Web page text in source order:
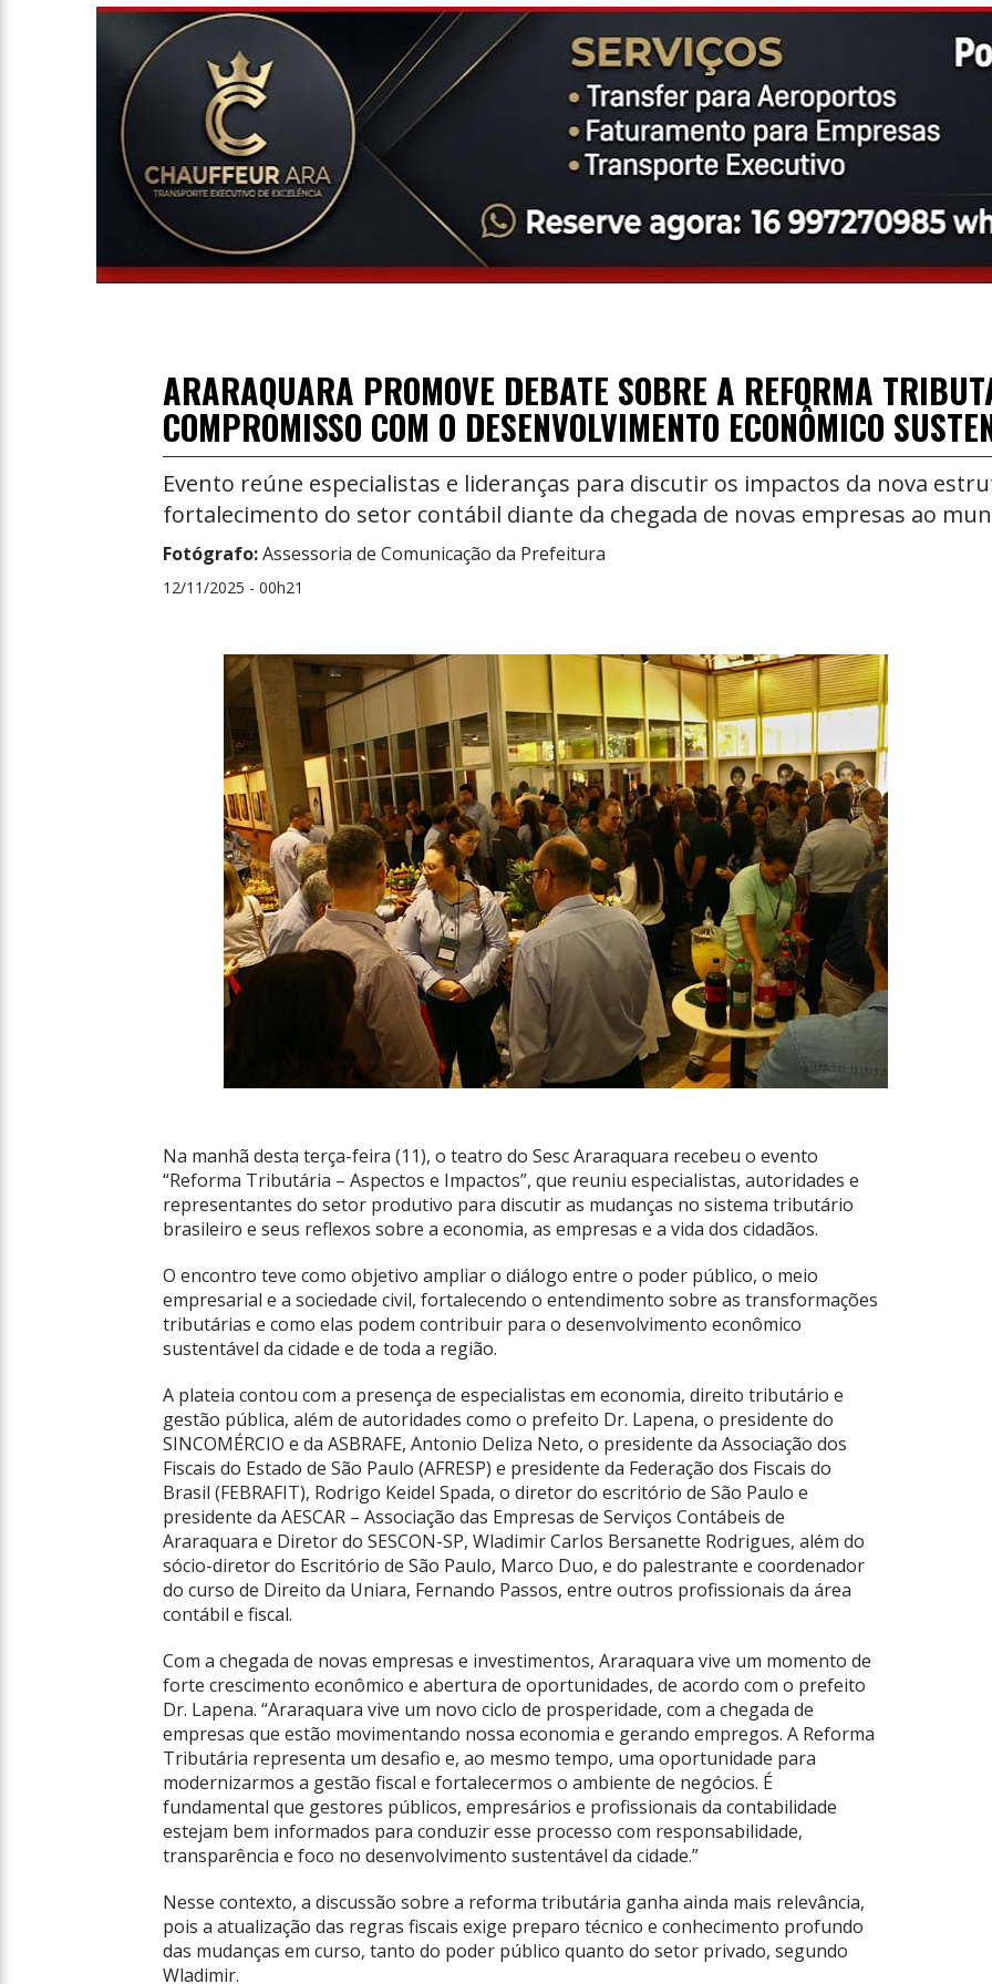
Entrevista
Entretenimento
ARARAQUARA PROMOVE DEBATE SOBRE A REFORMA
COMPROMISSO COM O DESENVOLVIMENTO ECONÔMICO
Evento reúne especialistas e lideranças para discutir os impactos da nova
fortalecimento do setor contábil diante da chegada de novas empresas ao
Fotógrafo:Assessoria de Comunicação da Prefeitura
12/11/2025 - 00h21
Na manhã desta terça-feira (11), o teatro do Sesc Araraquara recebeu o evento
“Reforma Tributária – Aspectos e Impactos”, que reuniu especialistas, autoridades e
representantes do setor produtivo para discutir as mudanças no sistema tributário
brasileiro e seus reflexos sobre a economia, as empresas e a vida dos cidadãos.
O encontro teve como objetivo ampliar o diálogo entre o poder público, o meio
empresarial e a sociedade civil, fortalecendo o entendimento sobre as transformações
tributárias e como elas podem contribuir para o desenvolvimento econômico
sustentável da cidade e de toda a região.
A plateia contou com a presença de especialistas em economia, direito tributário e
gestão pública, além de autoridades como o prefeito Dr. Lapena, o presidente do
SINCOMÉRCIO e da ASBRAFE, Antonio Deliza Neto, o presidente da Associação dos
Fiscais do Estado de São Paulo (AFRESP) e presidente da Federação dos Fiscais do
Brasil (FEBRAFIT), Rodrigo Keidel Spada, o diretor do escritório de São Paulo e
presidente da AESCAR – Associação das Empresas de Serviços Contábeis de
Araraquara e Diretor do SESCON-SP, Wladimir Carlos Bersanette Rodrigues, além do
sócio-diretor do Escritório de São Paulo, Marco Duo, e do palestrante e coordenador
do curso de Direito da Uniara, Fernando Passos, entre outros profissionais da área
contábil e fiscal.
Com a chegada de novas empresas e investimentos, Araraquara vive um momento de
forte crescimento econômico e abertura de oportunidades, de acordo com o prefeito
Dr. Lapena. “Araraquara vive um novo ciclo de prosperidade, com a chegada de
empresas que estão movimentando nossa economia e gerando empregos. A Reforma
Tributária representa um desafio e, ao mesmo tempo, uma oportunidade para
modernizarmos a gestão fiscal e fortalecermos o ambiente de negócios. É
fundamental que gestores públicos, empresários e profissionais da contabilidade
estejam bem informados para conduzir esse processo com responsabilidade,
transparência e foco no desenvolvimento sustentável da cidade.”
Nesse contexto, a discussão sobre a reforma tributária ganha ainda mais relevância,
pois a atualização das regras fiscais exige preparo técnico e conhecimento profundo
das mudanças em curso, tanto do poder público quanto do setor privado, segundo
Wladimir.